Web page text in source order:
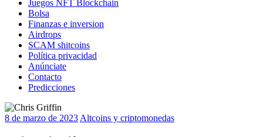
Juegos NFT Blockchain
Bolsa
Finanzas e inversion
Airdrops
SCAM shitcoins
Política privacidad
Anúnciate
Contacto
Predicciones
8 de marzo de 2023 Altcoins y criptomonedas